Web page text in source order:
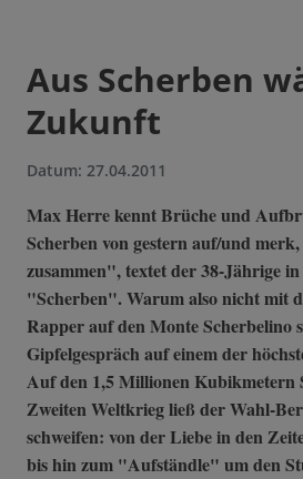
Aus Scherben
Zukunft
Datum: 27.04.2011
Max Herre kennt Brüche und
Scherben von gestern auf/und
zusammen", textet der 38-Jährige in
"Scherben". Warum also nicht mit
Rapper auf den Monte Scherbelino
Gipfelgespräch auf einem der
Auf den 1,5 Millionen Kubikmetern
Zweiten Weltkrieg ließ der Wahl-
schweifen: von der Liebe in den
bis hin zum "Aufständle" um den